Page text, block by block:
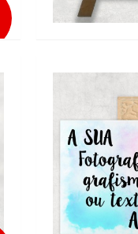
NOMES CAVALETE